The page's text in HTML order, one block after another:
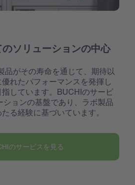
ソリューションの中心
品がその寿命を通じて、期待以
れたパフォーマンスを発揮し
しています。BUCHIのサービ
ションの基盤であり、ラボ製品
る経験に基づいています。
のサービスを見る